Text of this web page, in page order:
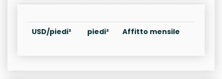
USD/piedi² piedi² Affitto mensile